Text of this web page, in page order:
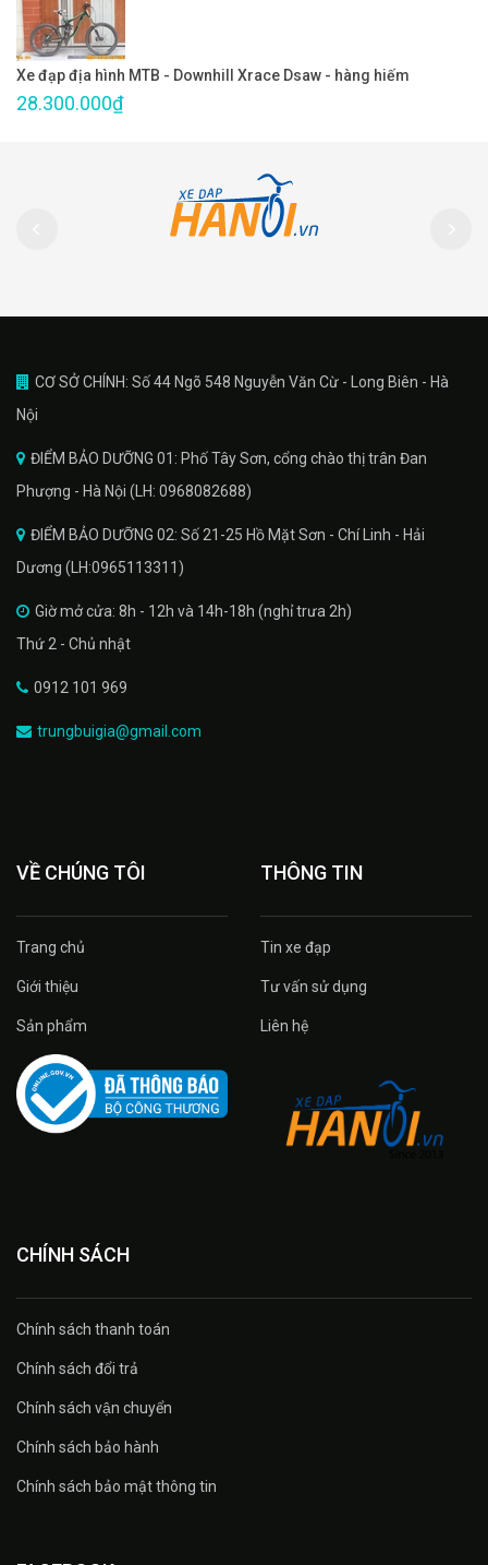
Xe đạp địa hình MTB - Downhill Xrace Dsaw - hàng hiếm
28.300.000₫
CƠ SỞ CHÍNH: Số 44 Ngõ 548 Nguyễn Văn Cừ - Long Biên - Hà
Nội
ĐIỂM BẢO DƯỠNG 01: Phố Tây Sơn, cổng chào thị trân Đan
Phượng - Hà Nội (LH: 0968082688)
ĐIỂM BẢO DƯỠNG 02: Số 21-25 Hồ Mặt Sơn - Chí Linh - Hải
Dương (LH:0965113311)
Giờ mở cửa: 8h - 12h và 14h-18h (nghỉ trưa 2h)
Thứ 2 - Chủ nhật
0912 101 969
trungbuigia@gmail.com
VỀ CHÚNG TÔI
Trang chủ
Giới thiệu
Sản phẩm
THÔNG TIN
Tin xe đạp
Tư vấn sử dụng
Liên hệ
CHÍNH SÁCH
Chính sách thanh toán
Chính sách đổi trả
Chính sách vận chuyển
Chính sách bảo hành
Chính sách bảo mật thông tin